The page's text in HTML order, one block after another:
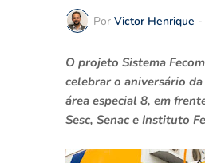
Por Victor Henrique -
O projeto Sistema
celebrar o aniversário
área especial 8, em
Sesc, Senac e Instituto